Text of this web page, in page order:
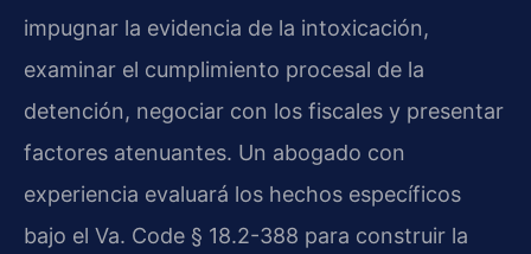
impugnar la evidencia de la intoxicación,
examinar el cumplimiento procesal de la
detención, negociar con los fiscales y presentar
factores atenuantes. Un abogado con
experiencia evaluará los hechos específicos
bajo el Va. Code § 18.2-388 para construir la